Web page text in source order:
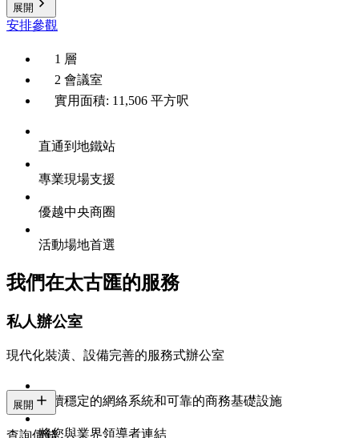
展開
安排參觀
1 層
2 會議室
實用面積: 11,506 平方呎
直通到地鐵站
專業現場支援
優越中央商圈
活動場地首選
我們在太古匯的服務
私人辦公室
現代化裝潢、設備完善的服務式辦公室
持續穩定的網絡系統和可靠的商務基礎設施
將您與業界領導者連結
展開
查詢價錢